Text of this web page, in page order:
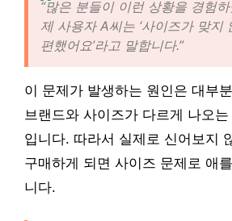
“많은 분들이 이런 상황을 경험
제 사용자 A씨는 ‘사이즈가 맞지
편했어요’라고 말합니다.”
이 문제가 발생하는 원인은 대부
브랜드와 사이즈가 다르게 나오
입니다. 따라서 실제로 신어보지
구매하게 되면 사이즈 문제로 애
니다.